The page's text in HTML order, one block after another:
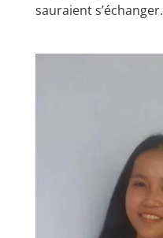
sauraient s’échanger.